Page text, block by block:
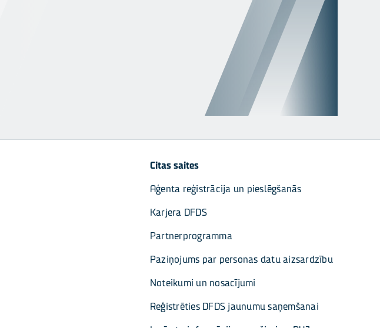
Citas saites
Aģenta reģistrācija un pieslēgšanās
Karjera DFDS
Partnerprogramma
Paziņojums par personas datu aizsardzību
Noteikumi un nosacījumi
Reģistrēties DFDS jaunumu saņemšanai